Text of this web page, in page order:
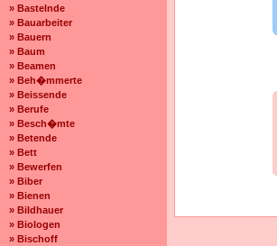
» Bastelnde
» Bauarbeiter
» Bauern
» Baum
» Beamen
» Beh�mmerte
» Beissende
» Berufe
» Besch�mte
» Betende
» Bett
» Bewerfen
» Biber
» Bienen
» Bildhauer
» Biologen
» Bischoff